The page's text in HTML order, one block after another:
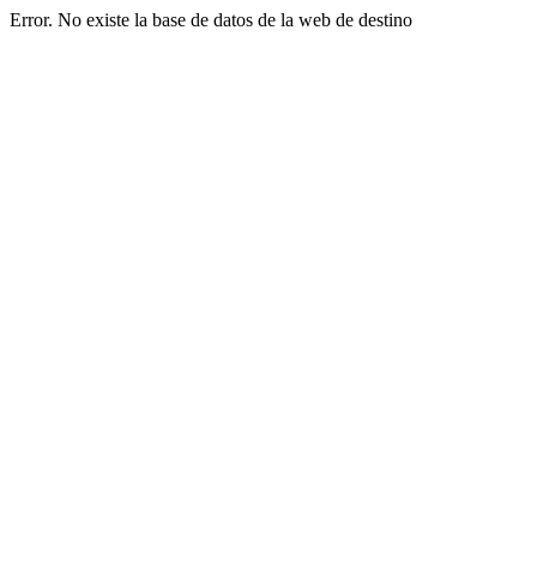
Error. No existe la base de datos de la web de destino